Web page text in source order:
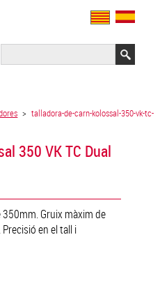
> talladora-de-carn-kolossal-350-vk-tc-
350 VK TC Dual
Gruix màxim de
en el tall i